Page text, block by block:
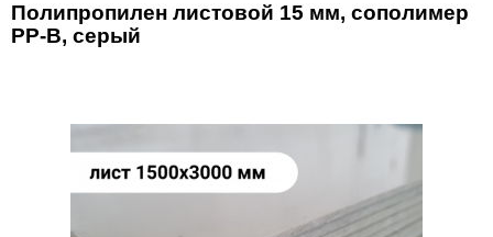
Полипропилен листовой 15 мм, сополимер
PP-B, серый